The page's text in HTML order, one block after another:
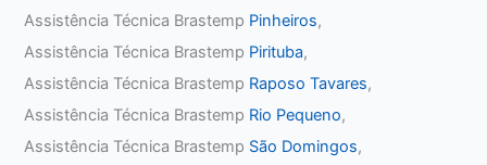
Assistência Técnica Brastemp Pinheiros,
Assistência Técnica Brastemp Pirituba,
Assistência Técnica Brastemp Raposo Tavares,
Assistência Técnica Brastemp Rio Pequeno,
Assistência Técnica Brastemp São Domingos,